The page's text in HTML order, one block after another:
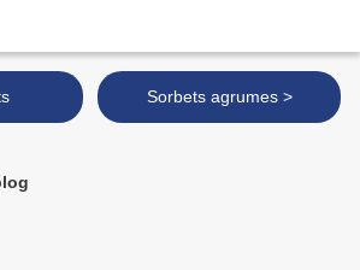
Sorbets agrumes >